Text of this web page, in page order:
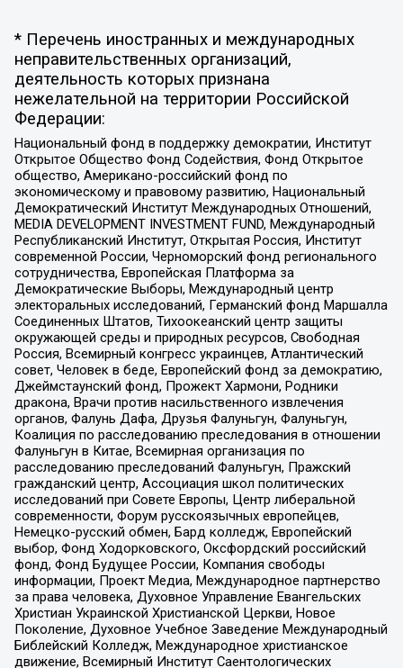
* Перечень иностранных и международных
неправительственных организаций,
деятельность которых признана
нежелательной на территории Российской
Федерации:
Национальный фонд в поддержку демократии, Институт
Открытое Общество Фонд Содействия, Фонд Открытое
общество, Американо-российский фонд по
экономическому и правовому развитию, Национальный
Демократический Институт Международных Отношений,
MEDIA DEVELOPMENT INVESTMENT FUND, Международный
Республиканский Институт, Открытая Россия, Институт
современной России, Черноморский фонд регионального
сотрудничества, Европейская Платформа за
Демократические Выборы, Международный центр
электоральных исследований, Германский фонд Маршалла
Соединенных Штатов, Тихоокеанский центр защиты
окружающей среды и природных ресурсов, Свободная
Россия, Всемирный конгресс украинцев, Атлантический
совет, Человек в беде, Европейский фонд за демократию,
Джеймстаунский фонд, Прожект Хармони, Родники
дракона, Врачи против насильственного извлечения
органов, Фалунь Дафа, Друзья Фалуньгун, Фалуньгун,
Коалиция по расследованию преследования в отношении
Фалуньгун в Китае, Всемирная организация по
расследованию преследований Фалуньгун, Пражский
гражданский центр, Ассоциация школ политических
исследований при Совете Европы, Центр либеральной
современности, Форум русскоязычных европейцев,
Немецко-русский обмен, Бард колледж, Европейский
выбор, Фонд Ходорковского, Оксфордский российский
фонд, Фонд Будущее России, Компания свободы
информации, Проект Медиа, Международное партнерство
за права человека, Духовное Управление Евангельских
Христиан Украинской Христианской Церкви, Новое
Поколение, Духовное Учебное Заведение Международный
Библейский Колледж, Международное христианское
движение, Всемирный Институт Саентологических